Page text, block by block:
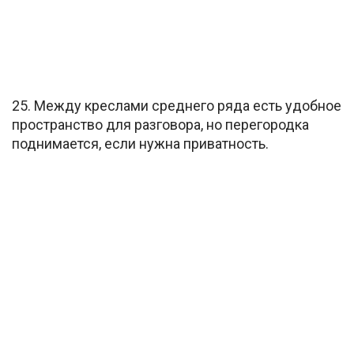
25. Между креслами среднего ряда есть удобное
пространство для разговора, но перегородка
поднимается, если нужна приватность.